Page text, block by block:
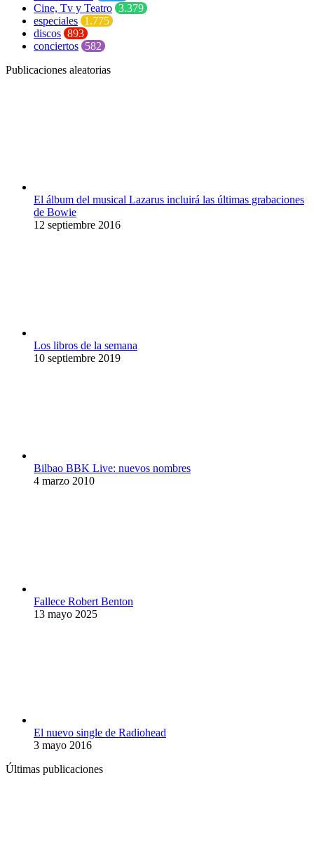
Cine, Tv y Teatro 3.379
especiales 1.775
discos 893
conciertos 582
Publicaciones aleatorias
El álbum del musical Lazarus incluirá las últimas grabaciones
de Bowie
12 septiembre 2016
Los libros de la semana
10 septiembre 2019
Bilbao BBK Live: nuevos nombres
4 marzo 2010
Fallece Robert Benton
13 mayo 2025
El nuevo single de Radiohead
3 mayo 2016
Últimas publicaciones